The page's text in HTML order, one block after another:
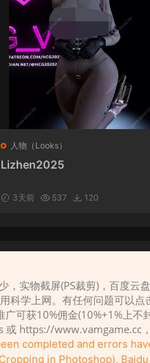
人物（Looks）
Lizhen2025
3天前 537 120
实物截屏(PS裁剪)，百度云
科学上网。有任何问题可以点
广可获10%佣金(10%+1%上不
https://www.vamgame.cc，
completed and errors
in Photoshop),